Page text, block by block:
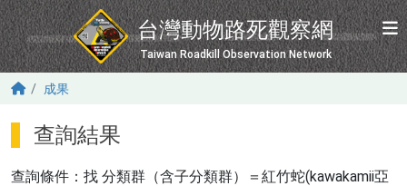
移至主內容
台灣動物路死觀察網
Taiwan Roadkill Observation Network
成果
查詢結果
查詢條件：找 分類群（含子分類群）＝紅竹蛇(kawakamii亞